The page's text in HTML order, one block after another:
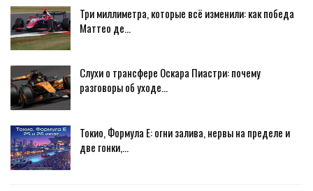
Три миллиметра, которые всё изменили: как победа
Маттео де…
Слухи о трансфере Оскара Пиастри: почему
разговоры об уходе…
Токио, Формула E: огни залива, нервы на пределе и
две гонки,…